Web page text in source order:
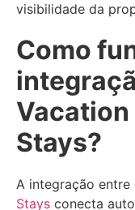
visibilidade da
Como
Vacation
Stays?
A integração entre
Stays conecta